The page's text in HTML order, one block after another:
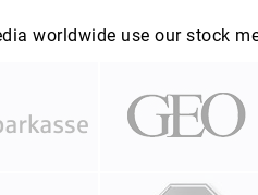
worldwide use our stock